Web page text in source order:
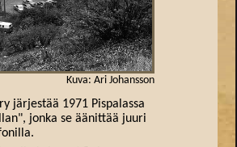
Kuva: Ari Johansson
järjestää 1971 Pispalassa
jonka se äänittää juuri